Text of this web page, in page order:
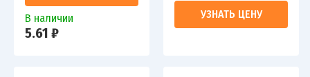
В наличии
5.61 ₽
УЗНАТЬ ЦЕНУ